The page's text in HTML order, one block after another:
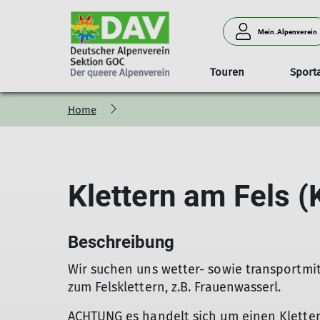
Mein.Alpenverein
Touren
Tourenprogramm Mailinglisten &
Wandern & Bergsteigen
Das ist der queere Alpenverein
Bildergalerien
GOC in den Medien
Touren Klimaschutz im GOC
Klimaschutz in den DAV-
Mitglied werden
Archiv
Touren-Archiv
Home
Klettern am Fels
Beschreibung
Wir suchen uns wetter- sowie
zum Felsklettern, z.B. Frauenwasserl.
ACHTUNG es handelt sich um einen